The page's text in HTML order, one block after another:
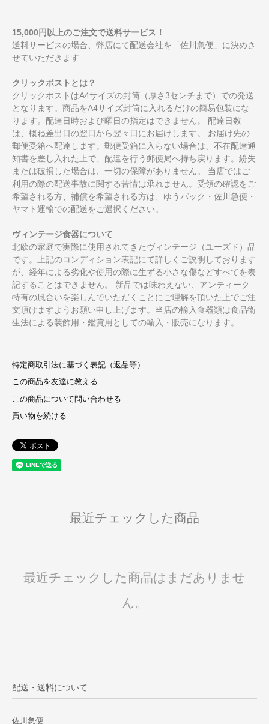
15,000円以上のご注文で送料サービス！
送料サービスの場合、弊店にて配送会社を「佐川急便」に決めさ
せていただきます
クリックポストとは？
クリックポストはA4サイズの封筒（厚さ3センチまで）での発送
となります。商品をA4サイズ封筒に入れるだけの簡易包装にな
ります。配達日時および曜日の指定はできません。 配達日数
は、概ね差出日の翌日から翌々日にお届けします。 お届け先の
郵便受箱へ配達します。郵便受箱に入らない場合は、不在配達通
知書を差し入れた上で、配達を行う郵便局へ持ち戻ります。紛失
または破損した場合は、一切の保障がありません。 当店ではご
利用の際の配送事故に関する苦情は承れません。受領の確認をご
希望される方、補償を希望される方は、ゆうパック・佐川急便・
ヤマト運輸での配送をご選択ください。
ヴィンテージ食器について
北欧の家庭で実際に使用されてきたヴィンテージ（ユーズド）品
です。上記のコンディション表記にて詳しくご説明しております
が、経年による劣化や使用の際に生ずる小さな傷などすべてを表
記することはできません。 新品では味わえない、アンティーク
特有の風合いを楽しんでいただくことにご理解を頂いた上でご注
文頂けますようお願い申し上げます。当店の輸入食器類は食品衛
生法による装飾用・鑑賞用としての輸入・販売になります。
特定商取引法に基づく表記（返品等）
この商品を友達に教える
この商品について問い合わせる
買い物を続ける
最近チェックした商品
最近チェックした商品はまだありませ
ん。
配送・送料について
佐川急便